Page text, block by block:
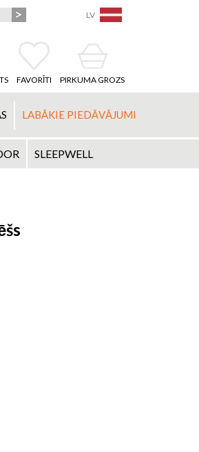
LV
FAVORĪTI PIRKUMA GROZS
LABĀKIE PIEDĀVĀJUMI
SLEEPWELL